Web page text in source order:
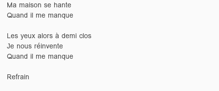
Ma maison se hante
Quand il me manque
Les yeux alors à demi clos
Je nous réinvente
Quand il me manque
Refrain